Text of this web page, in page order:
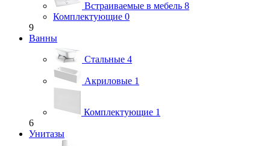
Встраиваемые в мебель 8
Комплектующие 0
9
Ванны
Стальные 4
Акриловые 1
Комплектующие 1
6
Унитазы